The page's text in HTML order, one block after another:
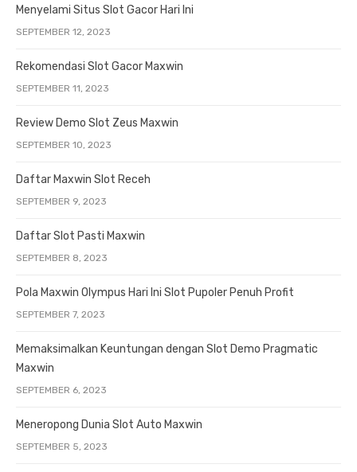
Menyelami Situs Slot Gacor Hari Ini
SEPTEMBER 12, 2023
Rekomendasi Slot Gacor Maxwin
SEPTEMBER 11, 2023
Review Demo Slot Zeus Maxwin
SEPTEMBER 10, 2023
Daftar Maxwin Slot Receh
SEPTEMBER 9, 2023
Daftar Slot Pasti Maxwin
SEPTEMBER 8, 2023
Pola Maxwin Olympus Hari Ini Slot Pupoler Penuh Profit
SEPTEMBER 7, 2023
Memaksimalkan Keuntungan dengan Slot Demo Pragmatic
Maxwin
SEPTEMBER 6, 2023
Meneropong Dunia Slot Auto Maxwin
SEPTEMBER 5, 2023